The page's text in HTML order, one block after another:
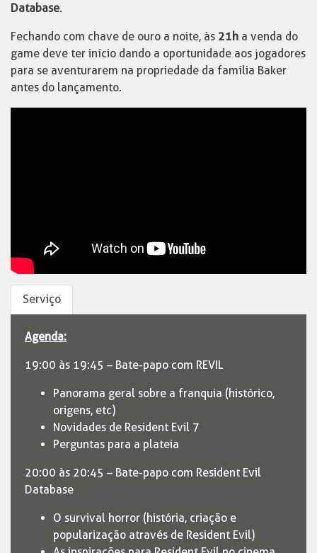
Database.
Fechando com chave de ouro a noite, às 21h a venda do
game deve ter início dando a oportunidade aos jogadores
para se aventurarem na propriedade da família Baker
antes do lançamento.
Serviço
Agenda:
19:00 às 19:45 – Bate-papo com REVIL
Panorama geral sobre a franquia (histórico,
origens, etc)
Novidades de Resident Evil 7
Perguntas para a plateia
20:00 às 20:45 – Bate-papo com Resident Evil
Database
O survival horror (história, criação e
popularização através de Resident Evil)